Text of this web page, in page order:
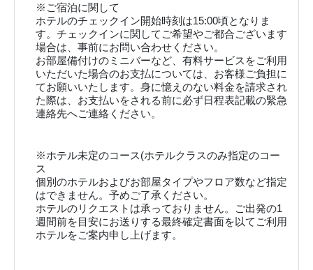
※ご宿泊に関して
ホテルのチェックイン開始時刻は15:00頃となりま
す。チェックインに関してご希望やご都合ございます
場合は、事前にお問い合わせください。
お部屋備付けのミニバーなど、有料サービスをご利用
いただいた場合のお支払については、お客様ご負担に
てお願いいたします。身に憶えのない料金を請求され
た際は、お支払いをされる前に必ず日程表記載の緊急
連絡先へご連絡ください。
※ホテル未定のコース(ホテルクラスのみ指定のコー
ス
個別のホテルおよびお部屋タイプやフロア数など指定
はできません。予めご了承ください。
ホテルのリクエストは承っておりません。ご出発の1
週間前を目安にお送りする最終確定書面を以てご利用
ホテルをご案内申し上げます。